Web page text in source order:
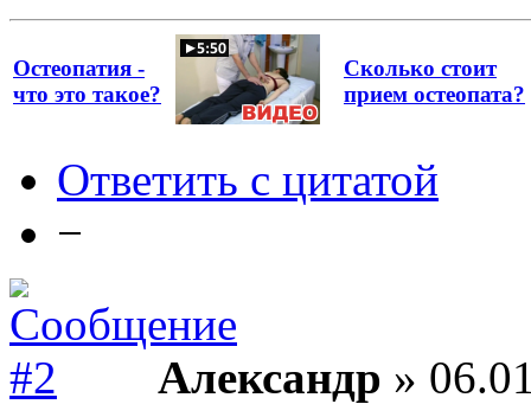
Остеопатия -
что это такое?
Сколько стоит
прием остеопата?
Ответить с цитатой
−
Александр »